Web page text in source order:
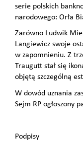
serie polskich
narodowego: Orła
Zarówno Ludwik
Langiewicz swoje
w zapomnieniu. Z
Traugutt stał się
objętą szczególną
W dowód uznania
Sejm RP ogłoszony
Podpisy